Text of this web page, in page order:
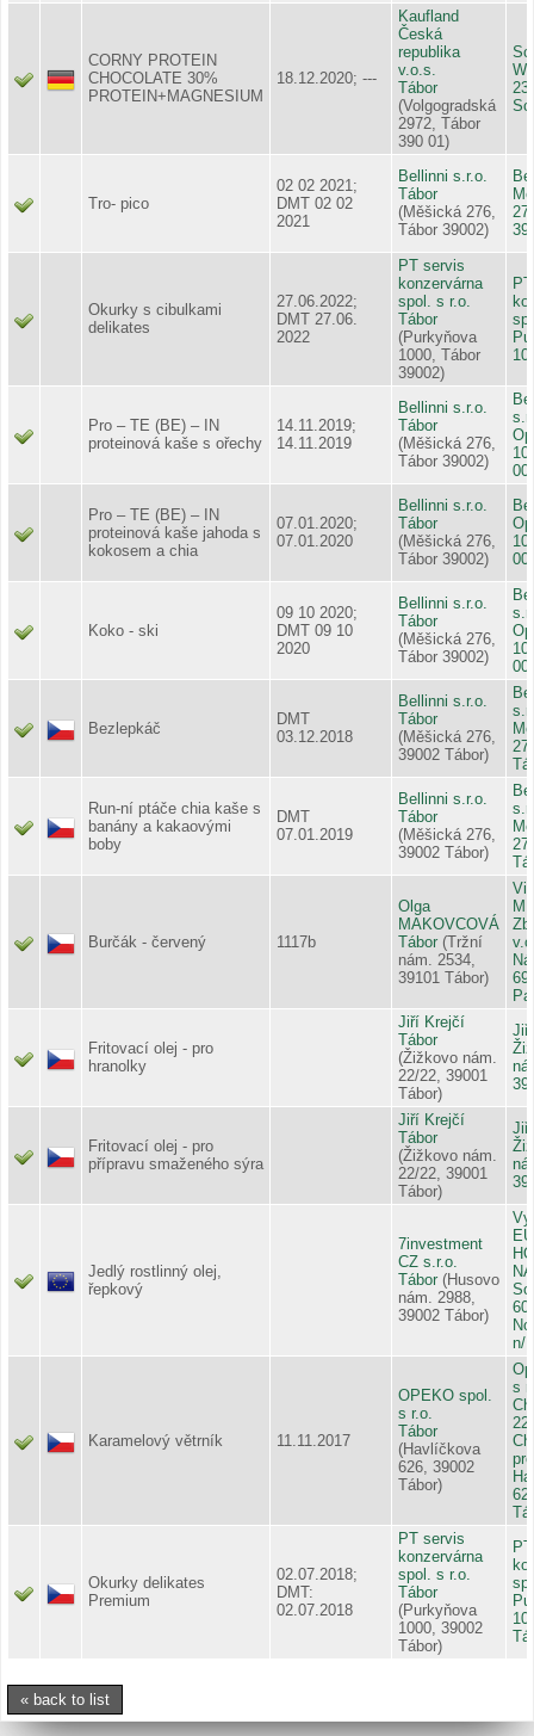
CORNY PROTEIN
CHOCOLATE 30%
PROTEIN+MAGNESIUM
18.12.2020; ---
Kaufland
Česká
republika
v.o.s.
Tábor
(Volgogradská
2972, Tábor
390 01)
Tro- pico
02 02 2021;
DMT 02 02
2021
Bellinni s.r.o.
Tábor
(Měšická 276,
Tábor 39002)
Okurky s cibulkami
delikates
27.06.2022;
DMT 27.06.
2022
PT servis
konzervárna
spol. s r.o.
Tábor
(Purkyňova
1000, Tábor
39002)
Pro – TE (BE) – IN
proteinová kaše s ořechy
14.11.2019;
14.11.2019
Bellinni s.r.o.
Tábor
(Měšická 276,
Tábor 39002)
00
Pro – TE (BE) – IN
proteinová kaše jahoda s
kokosem a chia
07.01.2020;
07.01.2020
Bellinni s.r.o.
Tábor
(Měšická 276,
Tábor 39002)
00
Koko - ski
09 10 2020;
DMT 09 10
2020
Bellinni s.r.o.
Tábor
(Měšická 276,
Tábor 39002)
00
Bezlepkáč
DMT
03.12.2018
Bellinni s.r.o.
Tábor
(Měšická 276,
39002 Tábor)
Run-ní ptáče chia kaše s
banány a kakaovými
boby
DMT
07.01.2019
Bellinni s.r.o.
Tábor
(Měšická 276,
39002 Tábor)
Burčák - červený 1117b
Olga
MAKOVCOVÁ
Tábor (Tržní
nám. 2534,
39101 Tábor)
M
Fritovací olej - pro
hranolky
Jiří Krejčí
Tábor
(Žižkovo nám.
22/22, 39001
Tábor)
Fritovací olej - pro
přípravu smaženého sýra
Jiří Krejčí
Tábor
(Žižkovo nám.
22/22, 39001
Tábor)
Jedlý rostlinný olej,
řepkový
7investment
CZ s.r.o.
Tábor (Husovo
nám. 2988,
39002 Tábor)
n/
Karamelový větrník 11.11.2017
OPEKO spol.
s r.o.
Tábor
(Havlíčkova
626, 39002
Tábor)
s
Okurky delikates
Premium
02.07.2018;
DMT:
02.07.2018
PT servis
konzervárna
spol. s r.o.
Tábor
(Purkyňova
1000, 39002
Tábor)
« back to list